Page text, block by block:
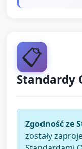
📋
Standardy
Zgodność ze
zostały